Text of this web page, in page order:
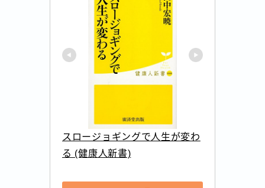
スロージョギングで人生が変わ
る (健康人新書)